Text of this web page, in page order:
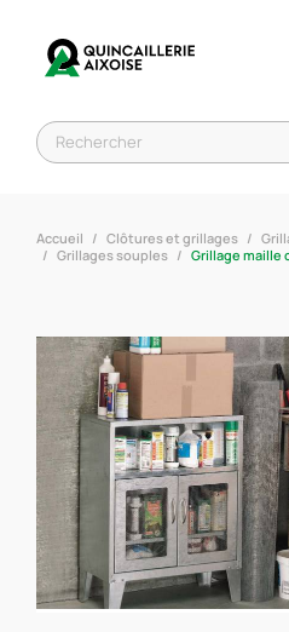
Accueil Clôtures et grillages
Grillages souples
Grillage maille